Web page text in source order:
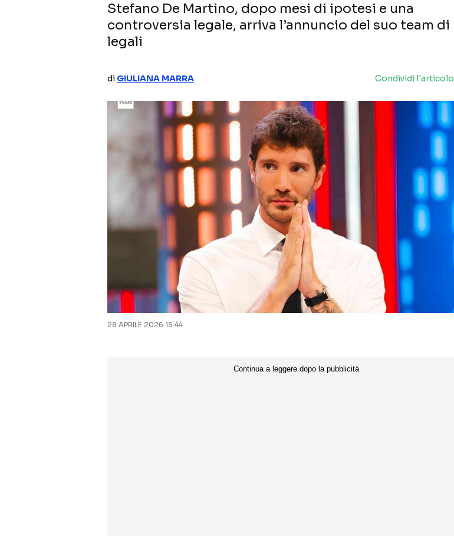
Stefano De Martino, dopo mesi di ipotesi e una
controversia legale, arriva l’annuncio del suo team di
legali
di GIULIANA MARRA Condividi l'articolo
28 APRILE 2026 15:44